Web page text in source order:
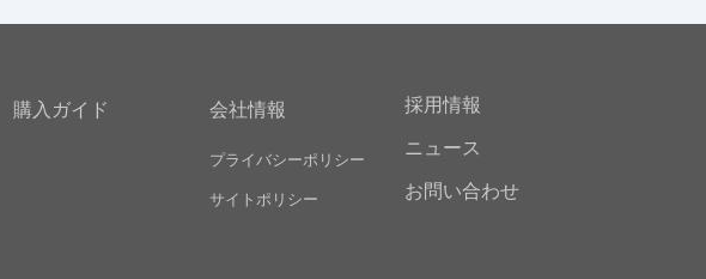
購入ガイド 会社情報
プライバシーポリシー
サイトポリシー
採用情報
ニュース
お問い合わせ